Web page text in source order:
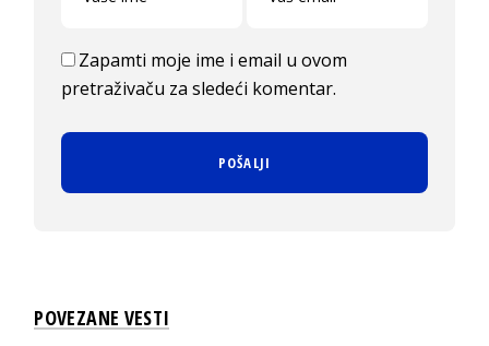
Zapamti moje ime i email u ovom
pretraživaču za sledeći komentar.
POVEZANE VESTI